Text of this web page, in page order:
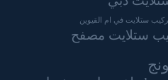
ستلايت في ام القيوين
ستلايت مصفح